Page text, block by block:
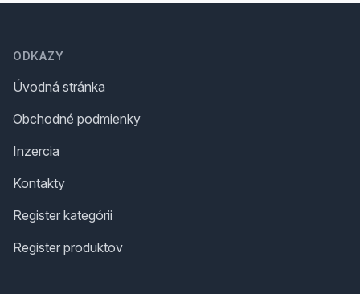
ODKAZY
Úvodná stránka
Obchodné podmienky
Inzercia
Kontakty
Register kategórii
Register produktov